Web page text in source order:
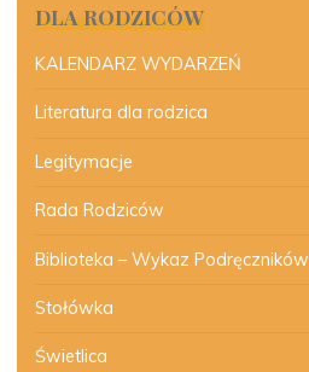
DLA RODZICÓW
KALENDARZ WYDARZEŃ
Literatura dla rodzica
Legitymacje
Rada Rodziców
Biblioteka – Wykaz Podręczników
Stołówka
Świetlica